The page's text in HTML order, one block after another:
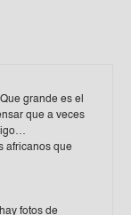
grande es el
que a veces
africanos que
fotos de